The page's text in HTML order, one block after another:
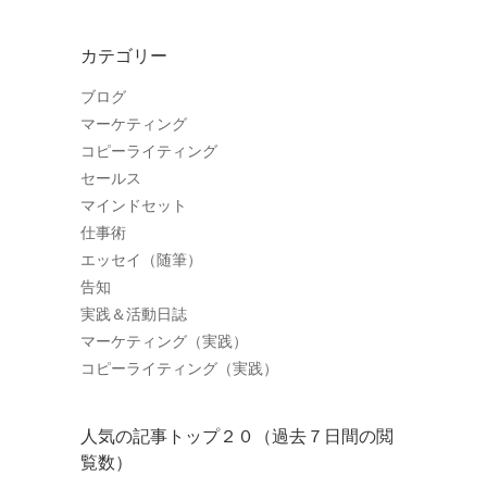
カテゴリー
ブログ
マーケティング
コピーライティング
セールス
マインドセット
仕事術
エッセイ（随筆）
告知
実践＆活動日誌
マーケティング（実践）
コピーライティング（実践）
人気の記事トップ２０（過去７日間の閲
覧数）